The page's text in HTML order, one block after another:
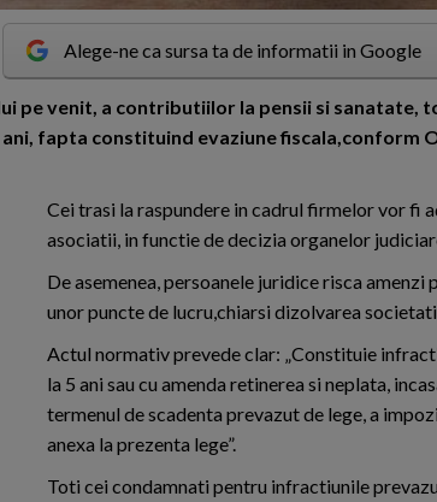
Alege-ne ca sursa ta de informatii in Google
pe venit, a contributiilor la pensii si sanatate,
fapta constituind evaziune fiscala,conform
Cei trasi la raspundere in cadrul firmelor vor fi
asociatii, in functie de decizia organelor
De asemenea, persoanele juridice risca
unor puncte de lucru,chiarsi dizolvarea
Actul normativ prevede clar: „Constituie
la 5 ani sau cu amenda retinerea si neplata,
termenul de scadenta prevazut de lege, a
anexa la prezenta lege”.
Toti cei condamnati pentru infractiunile